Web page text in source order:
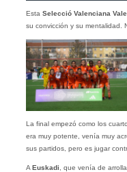
Esta Selecció Valenciana
su convicción y su mentalidad.
La final empezó como los
era muy potente, venía muy
sus partidos, pero es jugar
A Euskadi , que venía de